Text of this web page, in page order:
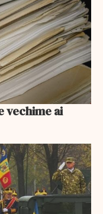
vechime ai